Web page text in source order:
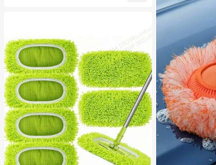
換できます、日常の家庭掃除とディ
ープクリーニングに便利なアイテ
ム、モップが効率的で簡単になりま
す。(ランダムモードで発送)